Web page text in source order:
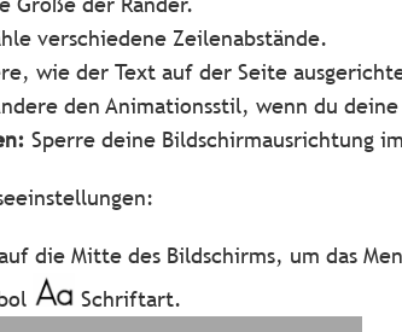
verschiedene Zeilenabstände.
wie der Text auf der Seite
den Animationsstil, wenn du
Sperre deine Bildschirmausrichtung
die Mitte des Bildschirms, um das
Schriftart.